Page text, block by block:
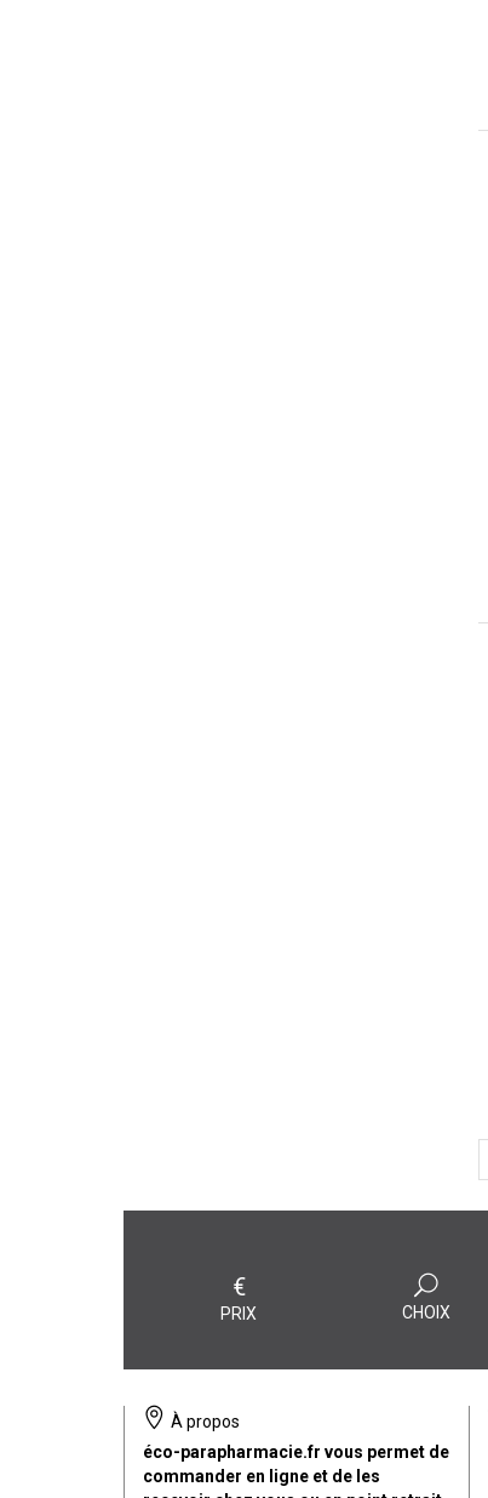
€
PRIX CHOIX
À propos
éco-parapharmacie.fr vous permet de
commander en ligne et de les